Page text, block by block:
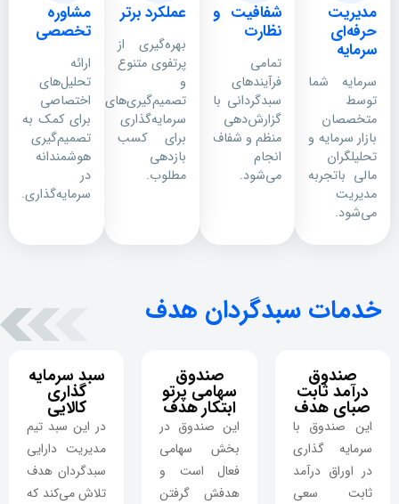
مدیریت
حرفه‌ای
سرمایه
سرمایه شما
توسط
متخصصان
بازار سرمایه و
تحلیلگران
مالی باتجربه
مدیریت
می‌شود.
شفافیت و
نظارت
تمامی
فرآیندهای
سبدگردانی با
گزارش‌دهی
منظم و شفاف
انجام
می‌شود.
عملکرد برتر
بهره‌گیری از
پرتفوی متنوع
و
تصمیم‌گیری‌های
سرمایه‌گذاری
برای کسب
بازدهی
مطلوب.
مشاوره
تخصصی
ارائه
تحلیل‌های
اختصاصی
برای کمک به
تصمیم‌گیری
هوشمندانه
در
سرمایه‌گذاری.
خدمات سبدگردان هدف
صندوق
درآمد ثابت
صبای هدف
این صندوق با
سرمایه گذاری
در اوراق درآمد
ثابت سعی
صندوق
سهامی پرتو
ابتکار هدف
این صندوق در
بخش سهامی
فعال است و
هدفش گرفتن
سبد سرمایه
گذاری
کالایی
در این سبد تیم
مدیریت دارایی
سبدگردان هدف
تلاش می‌کند که